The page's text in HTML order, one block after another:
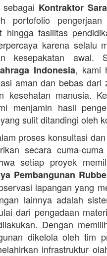
Kontraktor
portofolio
hingga fasilitas
karena selalu
kesepakatan awal.
Indonesia, kami
aman dan bebas dari
kesehatan manusia.
menjamin hasil
sulit ditandingi oleh
proses konsultasi
secara cuma-
setiap proyek
Pembangunan
lapangan yang
lainnya adalah
dari pengadaan
Dengan
dikelola oleh tim
infrastruktur